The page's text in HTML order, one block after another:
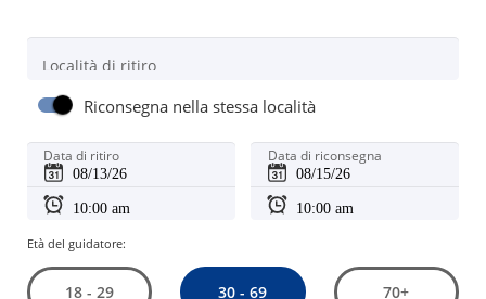
Località di ritiro
Riconsegna nella stessa località
Data di ritiro Data di riconsegna
Età del guidatore:
18 - 29 30 - 69 70+